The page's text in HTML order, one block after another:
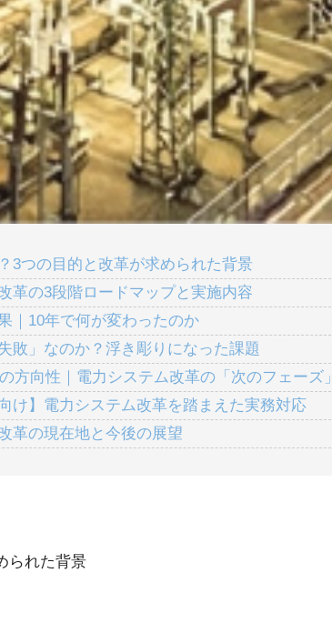
3つの目的と改革が求められた背景
革の3段階ロードマップと実施内容
｜10年で何が変わったのか
敗」なのか？浮き彫りになった課題
方向性｜電力システム改革の「次のフェーズ」
け】電力システム改革を踏まえた実務対応
革の現在地と今後の展望
られた背景